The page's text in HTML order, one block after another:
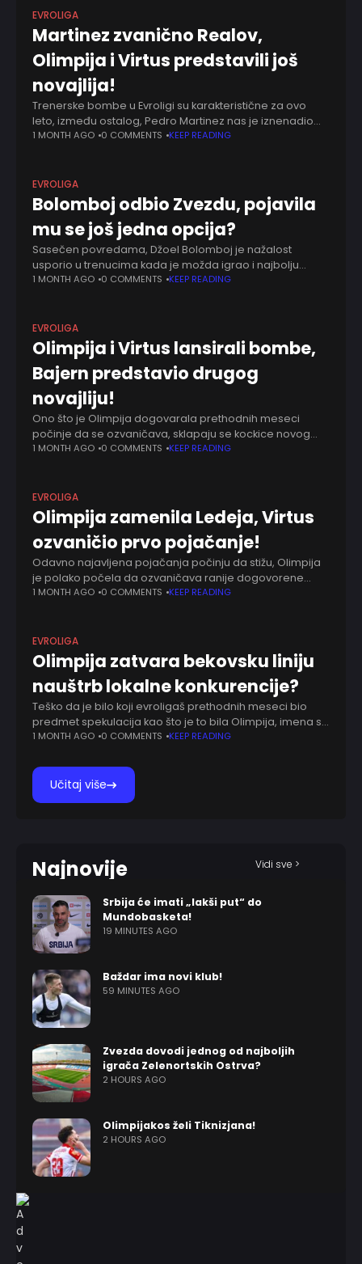
EVROLIGA
Martinez zvanično Realov,
Olimpija i Virtus predstavili još
novajlija!
Trenerske bombe u Evroligi su karakteristične za ovo
leto, između ostalog, Pedro Martinez nas je iznenadio
kao najnovija. Sada i zvanično, Real Madrid je
1 MONTH AGO 0 COMMENTS KEEP READING
EVROLIGA
Bolomboj odbio Zvezdu, pojavila
mu se još jedna opcija?
Sasečen povredama, Džoel Bolomboj je nažalost
usporio u trenucima kada je možda igrao i najbolju
košarku u karijeri. Teška, specifična povreda ostavila je
1 MONTH AGO 0 COMMENTS KEEP READING
EVROLIGA
Olimpija i Virtus lansirali bombe,
Bajern predstavio drugog
novajliju!
Ono što je Olimpija dogovarala prethodnih meseci
počinje da se ozvaničava, sklapaju se kockice novog
rostera. Posle Aleka Pitersa i Džejsona Barnela stigao je
1 MONTH AGO 0 COMMENTS KEEP READING
EVROLIGA
Olimpija zamenila Ledeja, Virtus
ozvaničio prvo pojačanje!
Odavno najavljena pojačanja počinju da stižu, Olimpija
je polako počela da ozvaničava ranije dogovorene
poslove. Odavno su Manekeni znali da ostaju bez Zeka
1 MONTH AGO 0 COMMENTS KEEP READING
EVROLIGA
Olimpija zatvara bekovsku liniju
nauštrb lokalne konkurencije?
Teško da je bilo koji evroligaš prethodnih meseci bio
predmet spekulacija kao što je to bila Olimpija, imena su
se ređala kao na traci. Nakon što se titula italijanskog
1 MONTH AGO 0 COMMENTS KEEP READING
Učitaj više
Najnovije Vidi sve >
Srbija će imati „lakši put“ do
Mundobasketa!
19 MINUTES AGO
Baždar ima novi klub!
59 MINUTES AGO
Zvezda dovodi jednog od najboljih
igrača Zelenortskih Ostrva?
2 HOURS AGO
Olimpijakos želi Tiknizjana!
2 HOURS AGO